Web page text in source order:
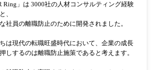
Ring」は 3000社の人材コンサルティング経験
、
社員の離職防止のために開発されました。
は現代の転職旺盛時代において、企業の成長
しするのは離職防止施策であると考えます。